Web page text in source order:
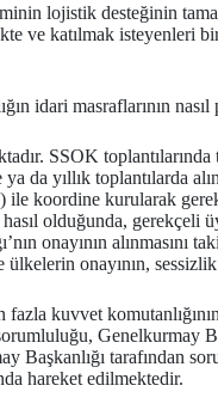
lojistik desteğinin
ve katılmak isteyenleri
idari masraflarının
SSOK
da yıllık toplantılarda
koordine kurularak
olduğunda,
onayının
onayının,
kuvvet
Genelkurmay
tarafından
hareket edilmektedir.